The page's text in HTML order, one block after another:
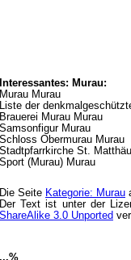
Interessantes: Murau:
Murau Murau
Liste der
Brauerei Murau Murau
Samsonfigur Murau
Schloss Obermurau Murau
Stadtpfarrkirche St.
Sport (Murau) Murau
Die Seite Kategorie: Murau
Der Text ist unter der
ShareAlike 3.0 Unported
...%